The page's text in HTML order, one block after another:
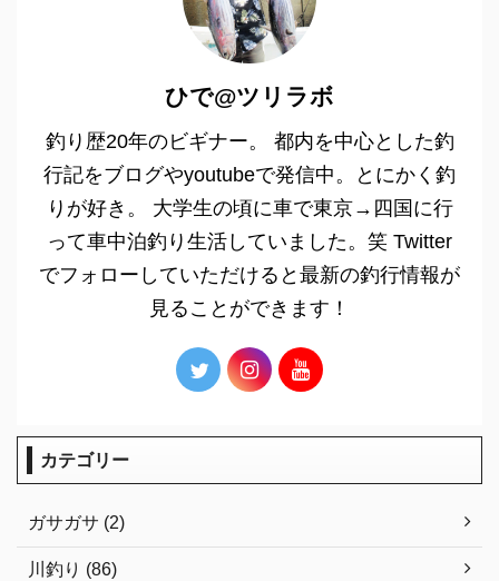
ひで@ツリラボ
釣り歴20年のビギナー。 都内を中心とした釣
行記をブログやyoutubeで発信中。とにかく釣
りが好き。 大学生の頃に車で東京→四国に行
って車中泊釣り生活していました。笑 Twitter
でフォローしていただけると最新の釣行情報が
見ることができます！
カテゴリー
ガサガサ (2)
川釣り (86)